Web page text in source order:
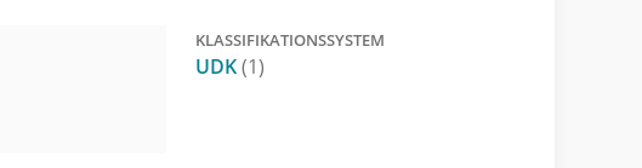
KLASSIFIKATIONSSYSTEM
UDK(1)